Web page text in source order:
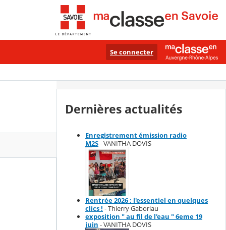
Se connecter
Dernières actualités
Enregistrement émission radio
M2S- VANITHA DOVIS
Rentrée 2026 : l'essentiel en quelques
clics ! - Thierry Gaboriau
exposition " au fil de l'eau " 6eme 19
juin - VANITHA DOVIS